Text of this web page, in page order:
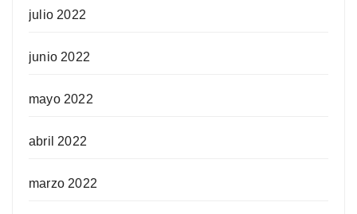
julio 2022
junio 2022
mayo 2022
abril 2022
marzo 2022